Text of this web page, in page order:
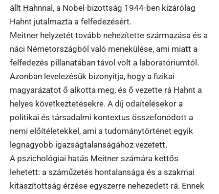
állt Hahnnal, a Nobel-bizottság 1944-ben kizárólag
Hahnt jutalmazta a felfedezésért.
Meitner helyzetét tovább nehezítette származása és a
náci Németországból való menekülése, ami miatt a
felfedezés pillanatában távol volt a laboratóriumtól.
Azonban levelezésük bizonyítja, hogy a fizikai
magyarázatot ő alkotta meg, és ő vezette rá Hahnt a
helyes következtetésekre. A díj odaítélésekor a
politikai és társadalmi kontextus összefonódott a
nemi előítéletekkel, ami a tudománytörténet egyik
legnagyobb igazságtalanságához vezetett.
A pszichológiai hatás Meitner számára kettős
lehetett: a száműzetés hontalansága és a szakmai
kitaszítottság érzése egyszerre nehezedett rá. Ennek